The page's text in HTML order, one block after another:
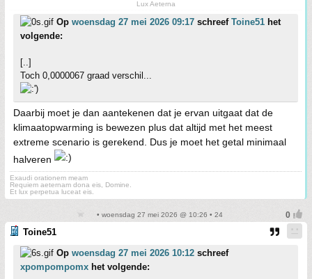
Lux Aeterna
Op woensdag 27 mei 2026 09:17 schreef Toine51 het
volgende:
[..]
Toch 0,0000067 graad verschil...
Daarbij moet je dan aantekenen dat je ervan uitgaat dat de
klimaatopwarming is bewezen plus dat altijd met het meest
extreme scenario is gerekend. Dus je moet het getal minimaal
halveren
Exaudi orationem meam
Requiem aeternam dona eis, Domine.
Et lux perpetua luceat eis.
• woensdag 27 mei 2026 @ 10:26 • 24
Toine51
Op woensdag 27 mei 2026 10:12 schreef
xpompompomx het volgende: